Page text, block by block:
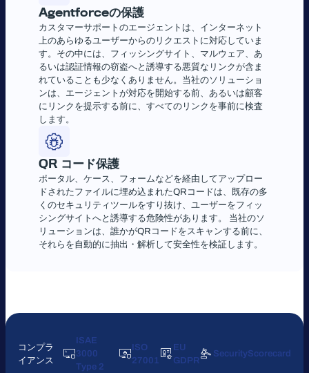
Agentforceの保護
カスタマーサポートのエージェントは、インターネット
上のあらゆるユーザーからのリクエストに対応していま
す。その中には、フィッシングサイト、マルウェア、あ
るいは認証情報の窃盗へと誘導する悪質なリンクが含ま
れていることも少なくありません。当社のソリューショ
ンは、エージェントが対応を開始する前、あるいは顧客
にリンクを提示する前に、すべてのリンクを事前に検査
します。
QR コード保護
ポータル、ケース、フォームなどを経由してアップロー
ドされたファイルに埋め込まれたQRコードは、既存の多
くのセキュリティツールをすり抜け、ユーザーをフィッ
シングサイトへと誘導する危険性があります。 当社のソ
リューションは、誰かがQRコードをスキャンする前に、
それらを自動的に抽出・解析して安全性を検証します。
コンプラ
イアンス
ISAE
3000
Type 2
ISO
27001
EU
GDPR
SecurityScorecard